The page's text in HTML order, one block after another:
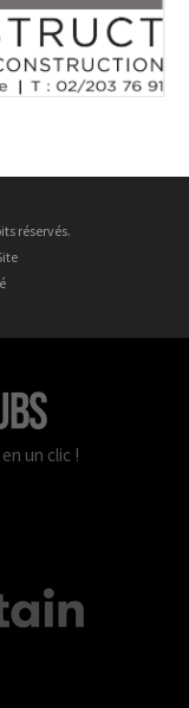
réservés.
un clic !